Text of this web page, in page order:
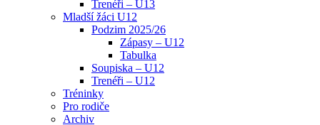
Trenéři – U13
Mladší žáci U12
Podzim 2025/26
Zápasy – U12
Tabulka
Soupiska – U12
Trenéři – U12
Tréninky
Pro rodiče
Archiv